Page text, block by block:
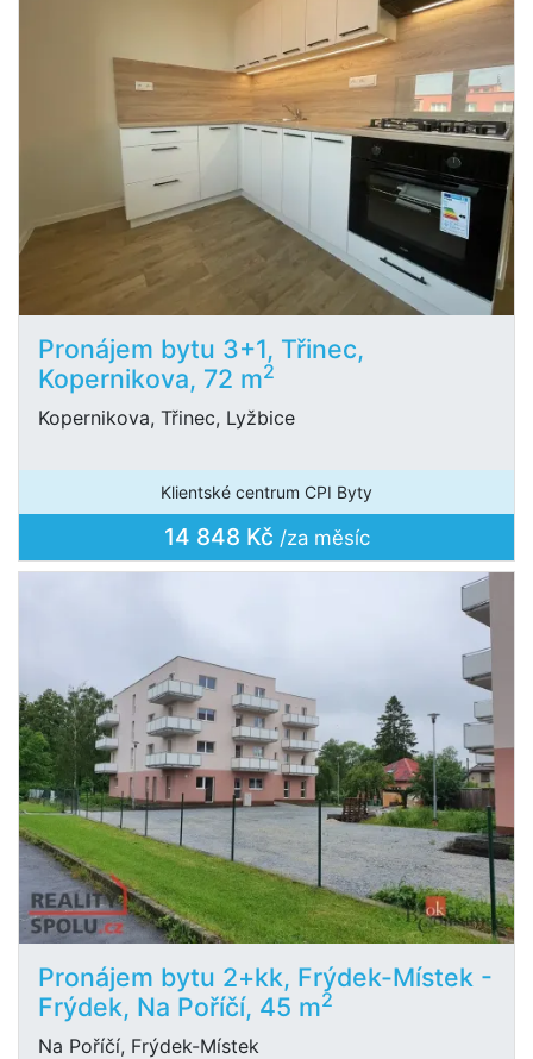
Pronájem bytu 3+1, Třinec,
Kopernikova, 72 m2
Kopernikova, Třinec, Lyžbice
Klientské centrum CPI Byty
14 848 Kč /za měsíc
Pronájem bytu 2+kk, Frýdek-Místek -
Frýdek, Na Poříčí, 45 m2
Na Poříčí, Frýdek-Místek